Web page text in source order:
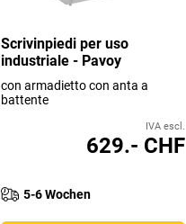
Scrivinpiedi per uso
industriale - Pavoy
con armadietto con anta a
battente
IVA escl.
629.- CHF
5-6 Wochen